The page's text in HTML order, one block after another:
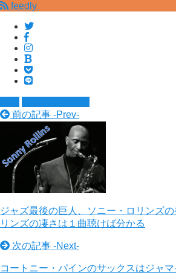
feedly
前の記事 -Prev-
ジャズ最後の巨人、ソニー・ロリンズ
リンズの凄さは１曲聴けば分かる
次の記事 -Next-
コートニー・パインのサックスはジャ